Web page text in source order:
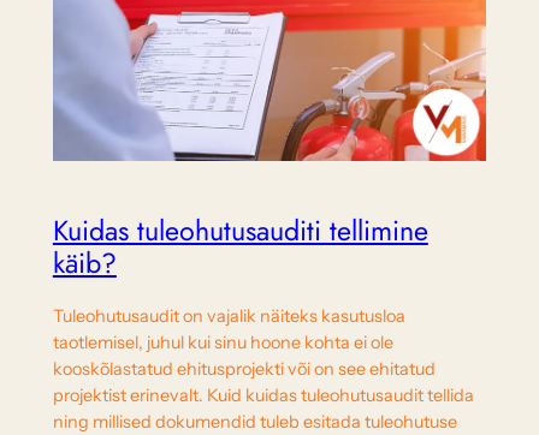
Kuidas tuleohutusauditi tellimine
käib?
Tuleohutusaudit on vajalik näiteks kasutusloa
taotlemisel, juhul kui sinu hoone kohta ei ole
kooskõlastatud ehitusprojekti või on see ehitatud
projektist erinevalt. Kuid kuidas tuleohutusaudit tellida
ning millised dokumendid tuleb esitada tuleohutuse